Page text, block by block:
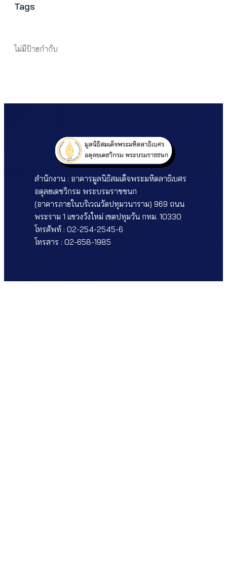
Tags
ไม่มีป้ายกำกับ
สำนักงาน : อาคารมูลนิธิสมเด็จพระมหิตลาธิเบศร
อดุลยเดชวิกรม พระบรมราชชนก
(อาคารภายในบริเวณวัดปทุมวนาราม) 969 ถนน
พระราม 1 แขวงวังใหม่ เขตปทุมวัน กทม. 10330
โทรศัพท์ : 02-254-2545-6
โทรสาร : 02-658-1985